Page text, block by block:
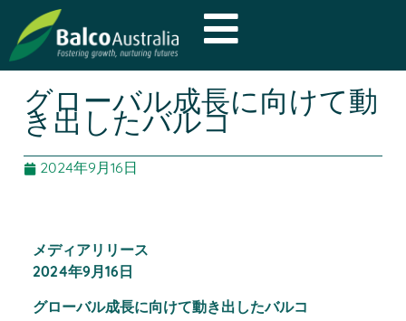
グローバル成長に向けて動
き出したバルコ
2024年9月16日
メディアリリース
2024年9月16日
グローバル成長に向けて動き出したバルコ